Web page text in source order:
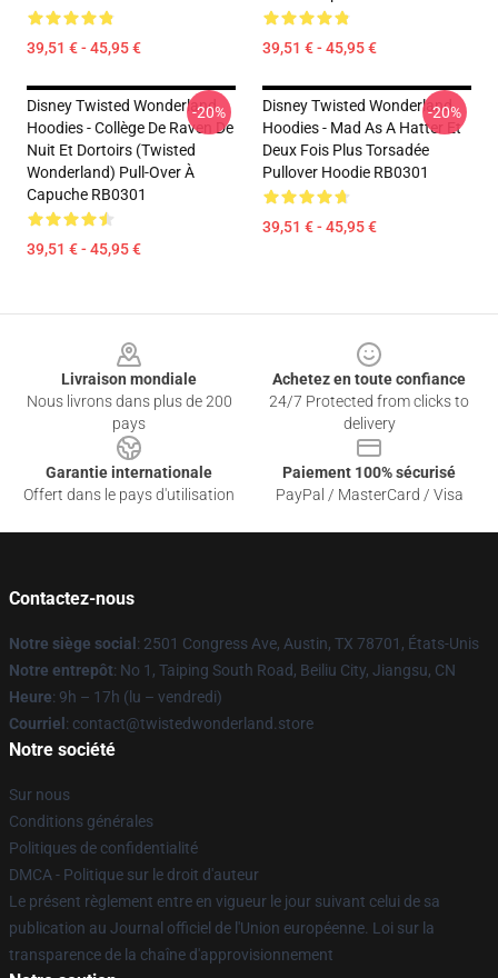
39,51 € - 45,95 € 39,51 € - 45,95 €
Disney Twisted Wonderland
Hoodies - Collège De Raven De
Nuit Et Dortoirs (Twisted
Wonderland) Pull-Over À
Capuche RB0301
39,51 € - 45,95 €
-20%
Disney Twisted Wonderland
Hoodies - Mad As A Hatter Et
Deux Fois Plus Torsadée
Pullover Hoodie RB0301
39,51 € - 45,95 €
-20%
Livraison mondiale
Nous livrons dans plus de 200
pays
Achetez en toute confiance
24/7 Protected from clicks to
delivery
Garantie internationale
Offert dans le pays d'utilisation
Paiement 100% sécurisé
PayPal / MasterCard / Visa
Contactez-nous
Notre siège social : 2501 Congress Ave, Austin, TX 78701, États-Unis
Notre entrepôt: No 1, Taiping South Road, Beiliu City, Jiangsu, CN
Heure: 9h – 17h (lu – vendredi)
Courriel : contact@twistedwonderland.store
Notre société
Sur nous
Conditions générales
Politiques de confidentialité
DMCA - Politique sur le droit d'auteur
Le présent règlement entre en vigueur le jour suivant celui de sa
publication au Journal officiel de l'Union européenne. Loi sur la
transparence de la chaîne d'approvisionnement